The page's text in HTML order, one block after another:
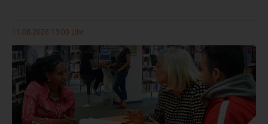
11.08.2026 13:00 Uhr